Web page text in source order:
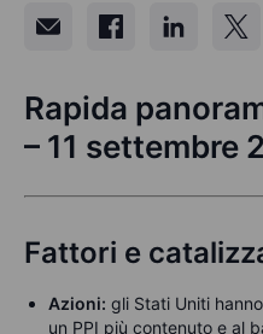
Rapida
– 11 settembre
Fattori e
Azioni: gli Stati Uniti
un PPI più contenuto e al